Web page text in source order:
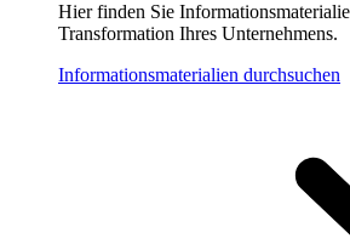
Hier finden Sie
Transformation Ihres Unternehmens.
Informationsmaterialien durchsuchen